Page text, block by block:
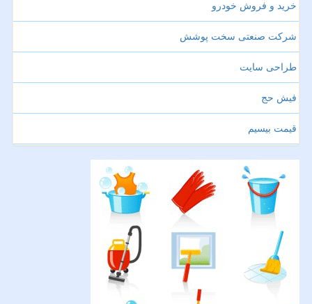
خرید و فروش خودرو
شرکت صنعتی سخت پوشش
طراحی سایت
فیش حج
قیمت بیسیم